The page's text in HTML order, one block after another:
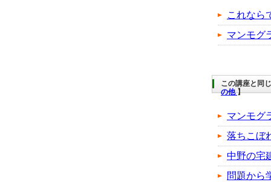
これなら
マンモグ
この講座と同
の他】
マンモグ
落ちこぼ
中野の宅
問題から